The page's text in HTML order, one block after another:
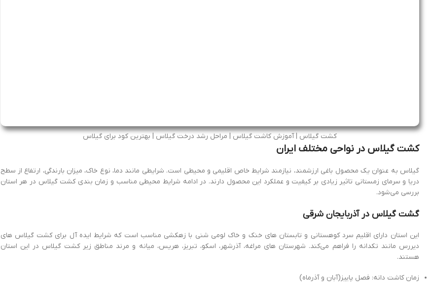
کشت گیلاس | آموزش کاشت گیلاس | مراحل رشد درخت گیلاس | بهترین کود برای گیلاس
کشت گیلاس در نواحی مختلف ایران
گیلاس به عنوان یک محصول باغی ارزشمند، نیازمند شرایط خاص اقلیمی و محیطی است. شرایطی مانند دما، نوع خاک، میزان بارندگی، ارتفاع از سطح
دریا و سرمای زمستانی تاثیر زیادی بر کیفیت و عملکرد این محصول دارند. در ادامه شرایط محیطی مناسب و زمان بندی کشت گیلاس در هر استان
بررسی می‌شود.
گشت گیلاس در آذربایجان شرقی
این استان دارای اقلیم سرد کوهستانی و تابستان های خنک و خاک لومی شنی با زهکشی مناسب است که شرایط ایده آل برای کشت گیلاس های
دیررس مانند تکدانه را فراهم می‌کند. شهرستان های مراغه، آذرشهر، اسکو، تبریز، هریس، میانه و مرند مناطق زیر کشت گیلاس در این استان
هستند.
زمان کاشت دانه: فصل پاییز(آبان و آذرماه)